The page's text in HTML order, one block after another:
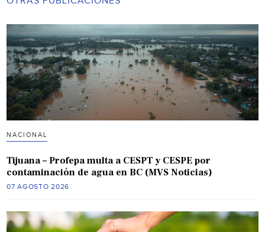
NACIONAL
Tijuana – Profepa multa a CESPT y CESPE por
contaminación de agua en BC (MVS Noticias)
07 AGOSTO 2026